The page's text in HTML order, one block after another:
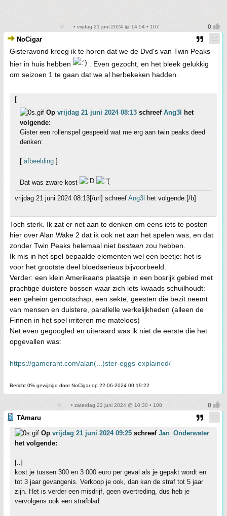
• vrijdag 21 juni 2024 @ 14:54 • 107
NoCigar
Gisteravond kreeg ik te horen dat we de Dvd's van Twin Peaks
hier in huis hebben
. Even gezocht, en het bleek gelukkig
om seizoen 1 te gaan dat we al herbekeken hadden.
[
Op vrijdag 21 juni 2024 08:13 schreef Ang3l
het
volgende:
Gister een rollenspel gespeeld wat me erg aan twin peaks deed
denken:
[ afbeelding ]
Dat was zware kost
vrijdag 21 juni 2024 08:13[/url] schreef Ang3l het volgende:[/b]
Toch sterk. Ik zat er net aan te denken om eens iets te posten
hier over Alan Wake 2 dat ik ook net aan het spelen was, en dat
zonder Twin Peaks helemaal niet bestaan zou hebben.
Ik mis in het spel bepaalde elementen wel een beetje: het is
voor het grootste deel bloedserieus bijvoorbeeld.
Verder: een klein Amerikaans plaatsje in een bosrijk gebied met
prachtige duistere bossen waar zich iets kwaads schuilhoudt:
een geheim genootschap, een sekte, geesten die bezit neemt
van mensen en duistere, parallelle werkelijkheden (alleen de
Finnen in het spel irriteren me mateloos)
Net even gegoogled en uiteraard was ik niet de eerste die het
opgevallen was:
https://gamerant.com/alan(...)ster-eggs-explained/
Bericht 0% gewijzigd door NoCigar op 22-06-2024 00:19:22
• zaterdag 22 juni 2024 @ 10:30 • 108
TAmaru
Op vrijdag 21 juni 2024 09:25 schreef Jan_Onderwater
het volgende:
[..]
kost je tussen 300 en 3 000 euro per geval als je gepakt wordt en
tot 3 jaar gevangenis. Verkoop je ook, dan kan de straf tot 5 jaar
zijn. Het is verder een misdrijf, geen overtreding, dus heb je
vervolgens ook een strafblad.